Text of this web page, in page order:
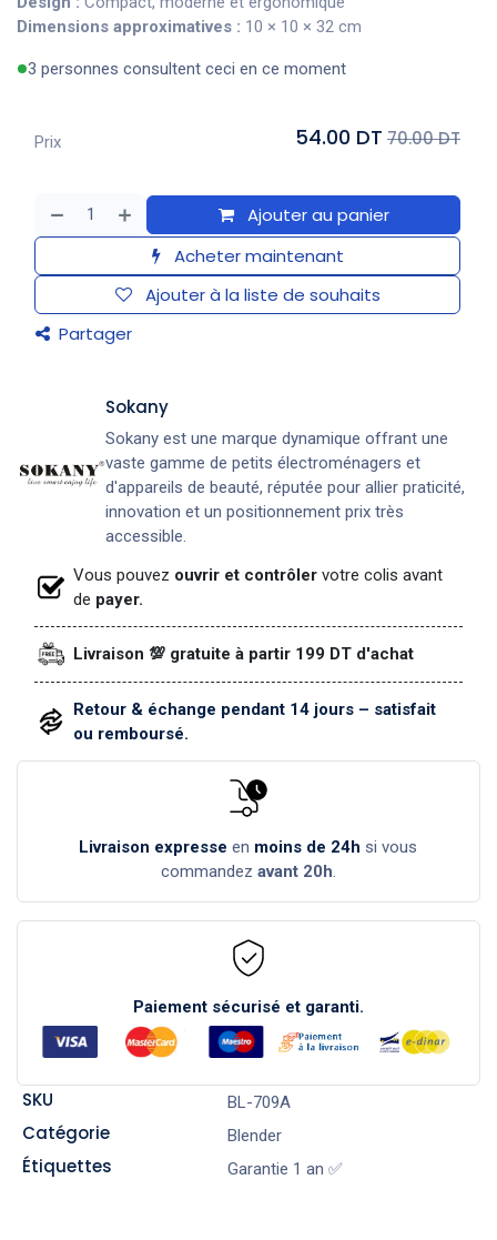
Dimensions approximatives : 10 × 10 × 32 cm
3 personnes consultent ceci en ce moment
Ajouter au panier
Acheter maintenant
Ajouter à la liste de souhaits
Partager
Prix 54.00 DT 70.00 DT
Sokany
Sokany est une marque dynamique offrant une
vaste gamme de petits électroménagers et
d'appareils de beauté, réputée pour allier praticité,
innovation et un positionnement prix très
accessible.
Vous pouvez ouvrir et contrôler votre colis avant
de payer.
Livraison 💯 gratuite à partir 199 DT d'achat
Retour & échange pendant 14 jours – satisfait
ou remboursé.
Livraison expresse en moins de 24h si vous
commandez avant 20h.
Paiement sécurisé et garanti.
SKU BL-709A
Catégorie Blender
Étiquettes Garantie 1 an ✅